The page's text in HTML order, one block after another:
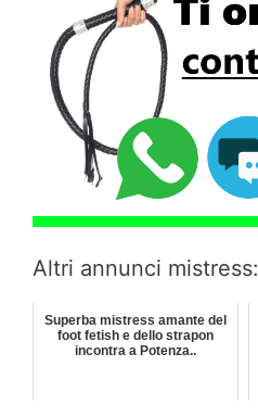
Altri annunci mistress:
Superba mistress amante del
foot fetish e dello strapon
incontra a Potenza..